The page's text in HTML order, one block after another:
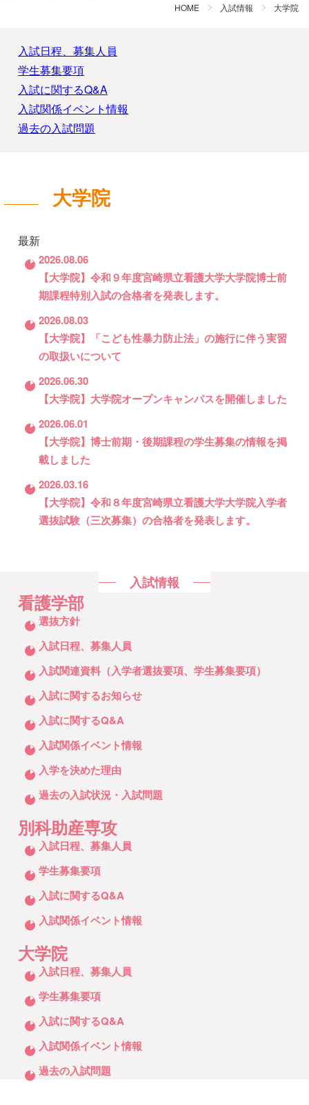
HOME 入試情報 大学院
入試日程、募集人員
学生募集要項
入試に関するQ&A
入試関係イベント情報
過去の入試問題
大学院
最新
2026.08.06
【大学院】令和９年度宮崎県立看護大学大学院博士前
期課程特別入試の合格者を発表します。
2026.08.03
【大学院】「こども性暴力防止法」の施行に伴う実習
の取扱いについて
2026.06.30
【大学院】大学院オープンキャンパスを開催しました
2026.06.01
【大学院】博士前期・後期課程の学生募集の情報を掲
載しました
2026.03.16
【大学院】令和８年度宮崎県立看護大学大学院入学者
選抜試験（三次募集）の合格者を発表します。
入試情報
看護学部
クリックしてリストを開く
選抜方針
入試日程、募集人員
入試関連資料（入学者選抜要項、学生募集要項）
入試に関するお知らせ
入試に関するQ&A
入試関係イベント情報
入学を決めた理由
過去の入試状況・入試問題
別科助産専攻
クリックしてリストを開く
入試日程、募集人員
学生募集要項
入試に関するQ&A
入試関係イベント情報
大学院
クリックしてリストを開く
入試日程、募集人員
学生募集要項
入試に関するQ&A
入試関係イベント情報
過去の入試問題